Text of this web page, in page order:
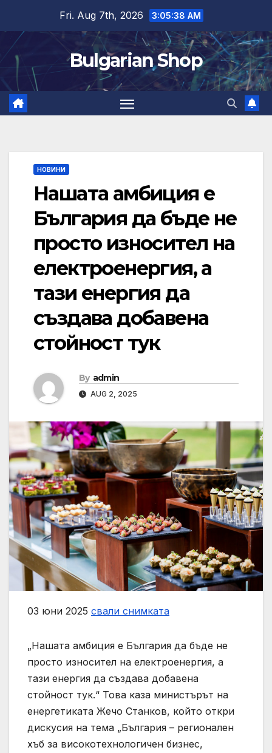
content
Fri. Aug 7th, 2026 3:05:38 AM
Bulgarian Shop
НОВИНИ
Нашата амбиция е
България да бъде не
просто износител на
електроенергия, а
тази енергия да
създава добавена
стойност тук
By admin
AUG 2, 2025
03 юни 2025 свали снимката
„Нашата амбиция е България да бъде не
просто износител на електроенергия, а
тази енергия да създава добавена
стойност тук.“ Това каза министърът на
енергетиката Жечо Станков, който откри
дискусия на тема „България – регионален
хъб за високотехнологичен бизнес,